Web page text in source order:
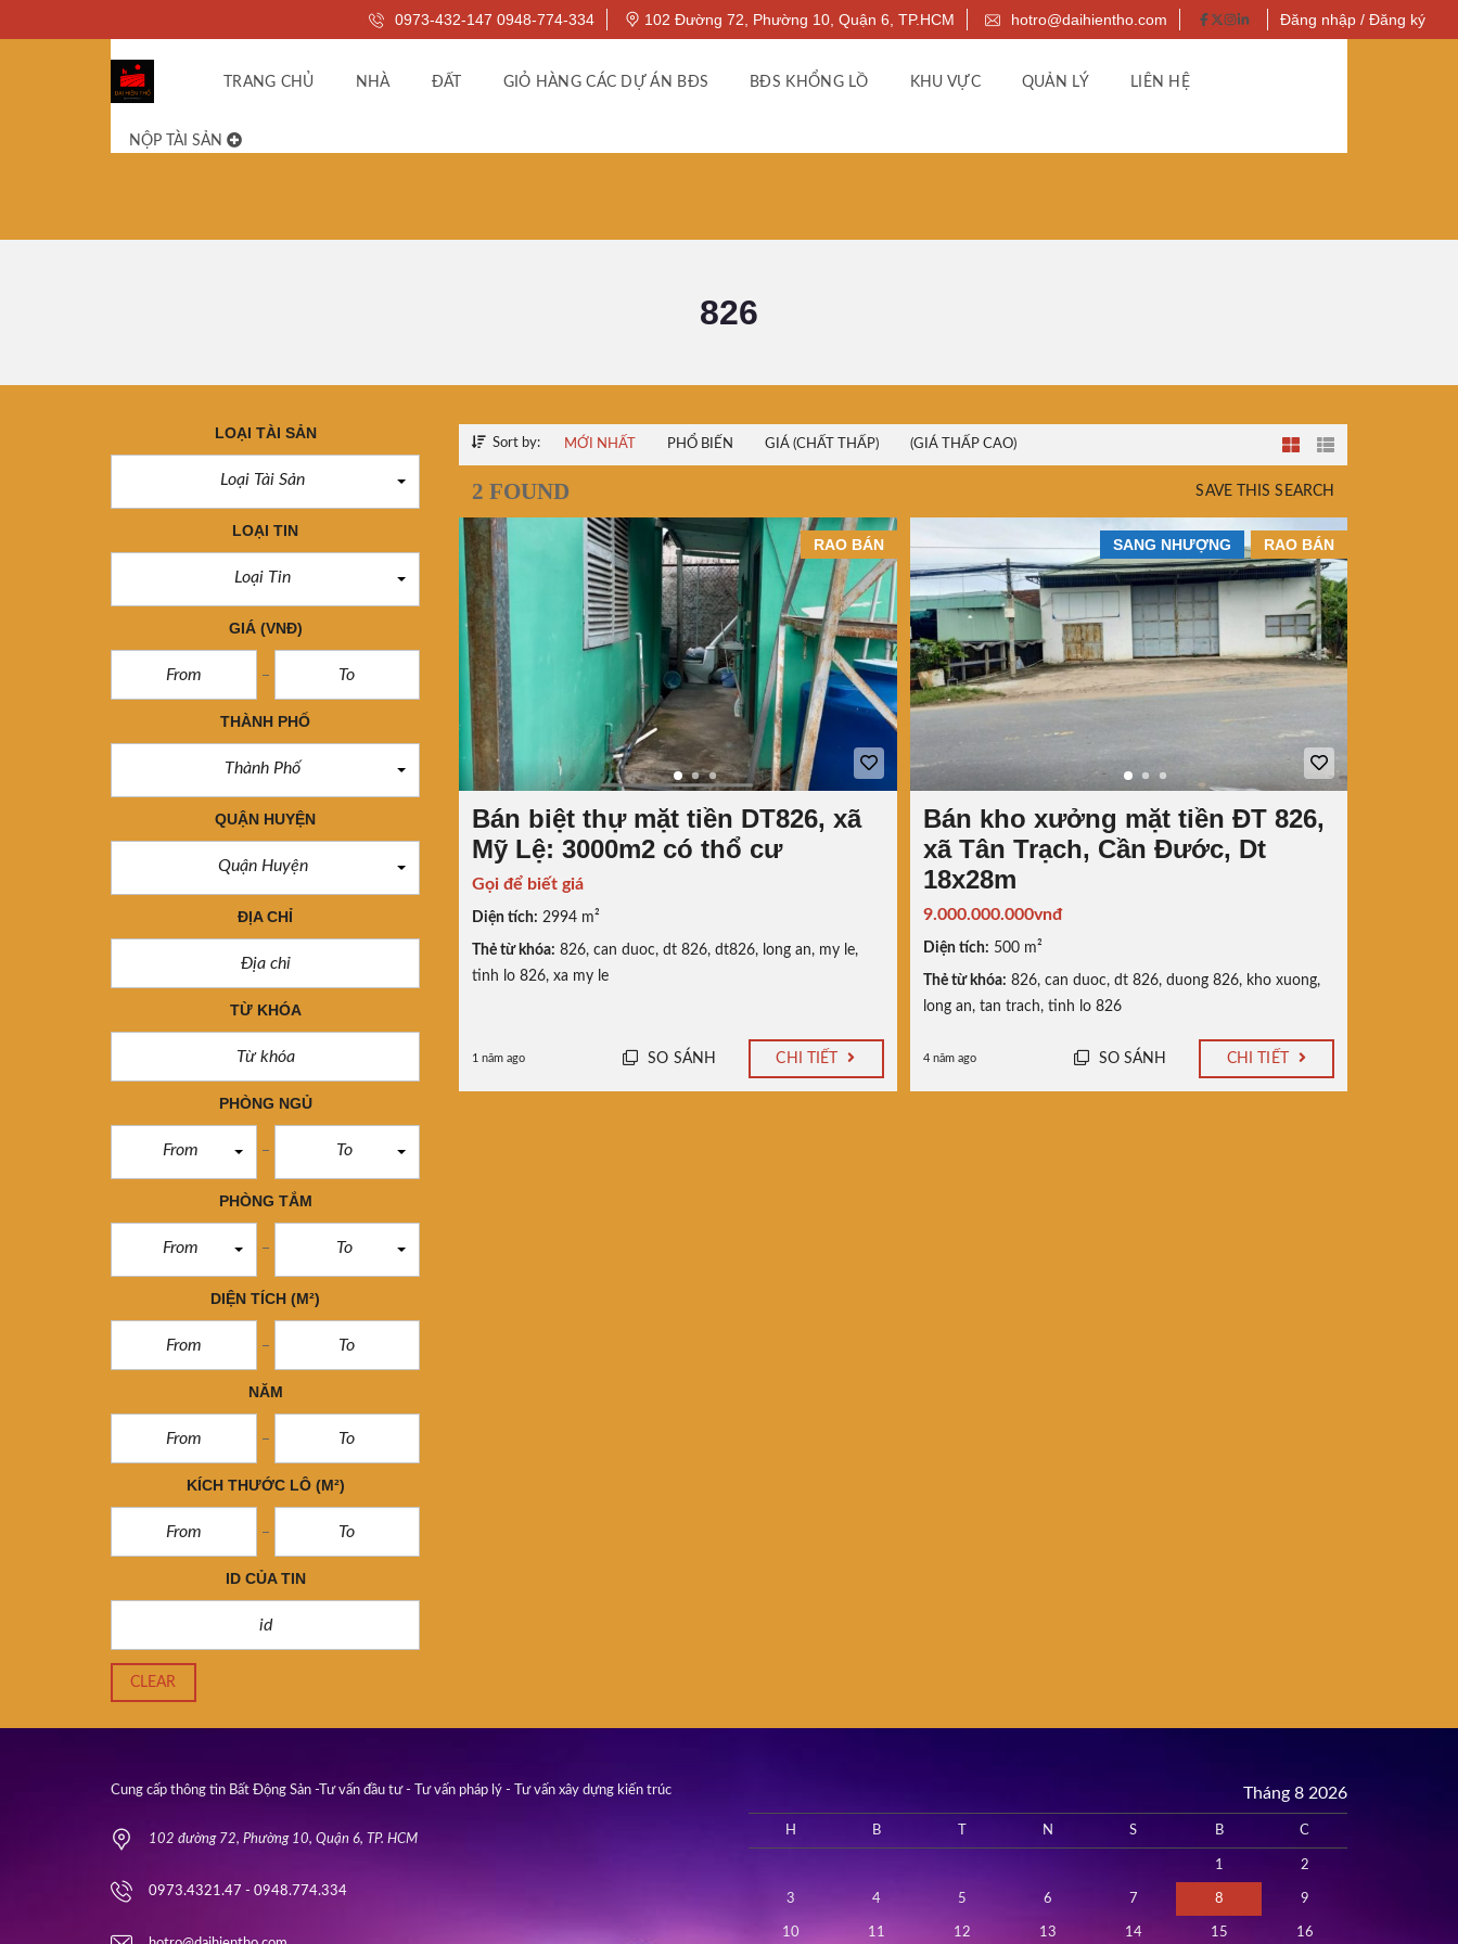
0973-432-147 0948-774-334 102 Đường 72, Phường 10, Quận 6, TP.HCM hotro@daihientho.com Đăng nhập / Đăng ký
TRANG CHỦ NHÀ ĐẤT GIỎ HÀNG CÁC DỰ ÁN BĐS BĐS KHỔNG LỒ KHU VỰC QUẢN LÝ LIÊN HỆ
NỘP TÀI SẢN
826
LOẠI TÀI SẢN
Loại Tài Sản
LOẠI TIN
Loại Tin
GIÁ (VNĐ)
THÀNH PHỐ
Thành Phố
QUẬN HUYỆN
Quận Huyện
ĐỊA CHỈ
TỪ KHÓA
PHÒNG NGỦ
From To
PHÒNG TẮM
From To
DIỆN TÍCH (M²)
NĂM
KÍCH THƯỚC LÔ (M²)
ID CỦA TIN
CLEAR
Sort by: MỚI NHẤT PHỔ BIẾN GIÁ (CHẤT THẤP) (GIÁ THẤP CAO)
SAVE THIS SEARCH
2 FOUND
RAO BÁN
Bán biệt thự mặt tiền DT826, xã
Mỹ Lệ: 3000m2 có thổ cư
Gọi để biết giá
Diện tích: 2994 m²
Thẻ từ khóa: 826, can duoc, dt 826, dt826, long an, my le,
tinh lo 826, xa my le
1 năm ago SO SÁNH CHI TIẾT
RAO BÁN
SANG NHƯỢNG
Bán kho xưởng mặt tiền ĐT 826,
xã Tân Trạch, Cần Đước, Dt
18x28m
9.000.000.000vnđ
Diện tích: 500 m²
Thẻ từ khóa: 826, can duoc, dt 826, duong 826, kho xuong,
long an, tan trach, tinh lo 826
4 năm ago SO SÁNH CHI TIẾT
Cung cấp thông tin Bất Động Sản -Tư vấn đầu tư - Tư vấn pháp lý - Tư vấn xây dựng kiến trúc
102 đường 72, Phường 10, Quận 6, TP. HCM
0973.4321.47 - 0948.774.334
Tháng 8 2026
H B N S B C
1 2
3 4 5 6 7 8 9
10 11 12 13 14 15 16